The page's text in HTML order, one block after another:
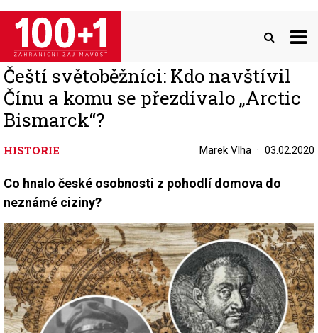
Přejít
hlavnímu
obsahu
Čeští světoběžníci: Kdo navštívil
Čínu a komu se přezdívalo „Arctic
Bismarck“?
HISTORIE Marek Vlha 03.02.2020
Co hnalo české osobnosti z pohodlí domova do
neznámé ciziny?